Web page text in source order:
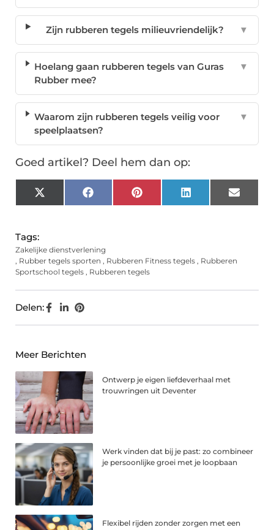
Zijn rubberen tegels milieuvriendelijk? ▼
Hoelang gaan rubberen tegels van Guras
Rubber mee?
▼
Waarom zijn rubberen tegels veilig voor
speelplaatsen?
▼
Goed artikel? Deel hem dan op:
X
(Twitter)
FacebookPinterest LinkedIn Email
Tags:
Zakelijke dienstverlening
, Rubber tegels sporten , Rubberen Fitness tegels , Rubberen
Sportschool tegels , Rubberen tegels
Delen:
Meer Berichten
Ontwerp je eigen liefdeverhaal met
trouwringen uit Deventer
Werk vinden dat bij je past: zo combineer
je persoonlijke groei met je loopbaan
Flexibel rijden zonder zorgen met een